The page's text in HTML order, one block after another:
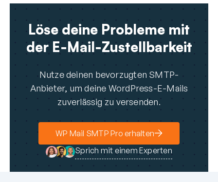
Löse deine Probleme mit
der E-Mail-Zustellbarkeit
Nutze deinen bevorzugten SMTP-
Anbieter, um deine WordPress-E-Mails
zuverlässig zu versenden.
WP Mail SMTP Pro erhalten
Sprich mit einem Experten